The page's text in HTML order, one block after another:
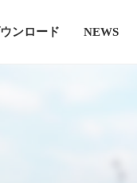
ンロード NEWS